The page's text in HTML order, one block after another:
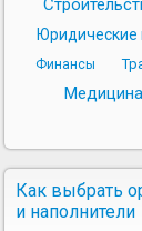
Юридические
Финансы
Медицина
Как выбрать
и наполнители